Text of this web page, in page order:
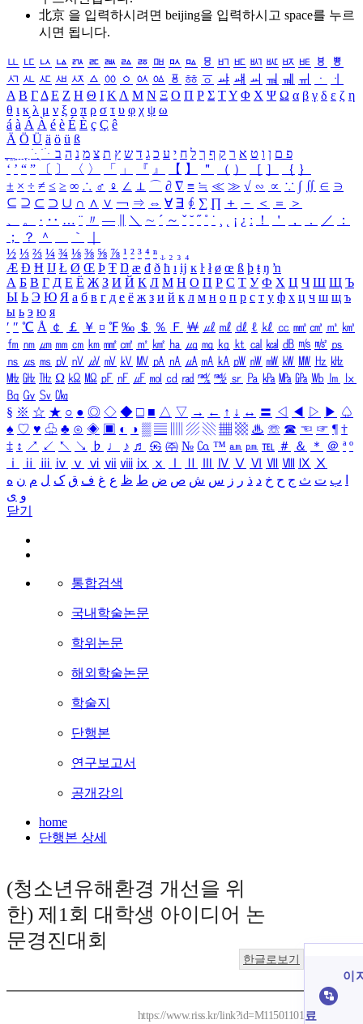
北京 을 입력하시려면 beijing을 입력하시고 space를 누르
시면 됩니다.
ㅥ ㅦ ㅧ ㅨ ㅩ ㅪ ㅫ ㅬ ㅭ ㅮ ㅯ ㅰ ㅱ ㅲ ㅳ ㅴ ㅵ ㅶ ㅷ ㅸ
ㅹ
ㅺ ㅻ ㅼ ㅽ ㅾ ㅿ ㆀ ㆁ ㆂ ㆃ ㆄ ㆅ ㆆ ㆇ ㆈ ㆉ ㆊ ㆋ ㆌ ㆍ
ㆎ
Α Β ΓΔ Ε Ζ Η Θ Ι ΚΛ Μ Ν Ξ Ο Π Ρ Σ ΤΥ Φ Χ Ψ Ω α β γ δ ε ζ η
θ ι κ λ μ ν ξ ο π ρ σ τ υ φ χ ψ ω
á à Á À é è É È ç Ç ê
Ä Ö Ü ä ö ü ß
ִֶֹ ֻּ ׁׂ פ ם ן ו ט א ר ק ף ך ל ח י ע כ ג ד ש ץ ת צ מ נ ה ב
‘ ’ “ ” 〔 〕 〈 〉 「 」 『 』 【 】 ＂ （ ） ［ ］ ｛ ｝
± × ÷ ≠ ≤ ≥ ∞ ∴ ♂ ♀ ∠ ⊥ ⌒ ∂ ∇ ≡ ≒ ≪ ≫ √ ∽ ∝ ∵ ∫ ∬ ∈ ∋
⊆ ⊇ ⊂ ⊃ ∪ ∩ ∧ ∨ ￢ ⇒ ⇔ ∀ ∃ ∮ ∑ ∏ ＋ － ＜ ＝
＞
、
。 · ‥ … ¨ 〃 ― ＼ ∼ ´ ～ ˇ ˘ ˝ ˚ ˙ ¸ ¡ ¿ ː ！ ＇ ， ． ／
：
；
？ ＾ ｀
½ ⅓ ⅔ ¼ ¾ ⅛ ⅜ ⅝ ⅞ ¹ ² ³ ⁴ ⁿ ₁ ₂ ₃ ₄
Æ Ð Ħ Ĳ Ł Ø Œ Þ Ŧ Ŋ æ đ ð ħ ı ĳ ĸ ŀ ł ø œ ß þ ŧ ŋ ŉ
А Б В Г Д Е Ё Ж З И Й К Л М Н О П Р С Т У Ф Х Ц Ч Ш Щ Ъ
Ы Ь Э Ю Я а б в г д е ё ж з и й к л м н о п р с т у ф х ц ч ш щ ъ
ы ь э ю я
′ ″ ℃ Å ￠ ￡ ￥ ¤ ℉ ‰ ＄ ％ Ｆ ￦ ㎕ ㎖ ㎗ ℓ ㎘ ㏄ ㎣ ㎤ ㎥ ㎦
㎙ ㎚ ㎛ ㎜ ㎝ ㎞ ㎟ ㎠ ㎡ ㎢ ㏊ ㎍ ㎎ ㎏ ㏏ ㎈ ㎉ ㏈ ㎧ ㎨ ㎰
㎱ ㎲ ㎳ ㎴ ㎵ ㎶ ㎷ ㎸ ㎹ ㎀ ㎁ ㎂ ㎃ ㎄ ㎺ ㎻ ㎽ ㎾ ㎿ ㎐ ㎑
㎒ ㎓ ㎔ Ω ㏀ ㏁ ㎊ ㎋ ㎌ ㏖ ㏅ ㎭ ㎮ ㎯ ㏛ ㎩ ㎪ ㎫ ㎬ ㏝ ㏐
㏓
㏃ ㏉ ㏜ ㏆
§ ※ ☆ ★ ○ ● ◎ ◇ ◆ □ ■ △ ▽ → ← ↑ ↓ ↔ 〓 ◁ ◀ ▷ ▶ ♤
♠ ♡ ♥ ♧ ♣ ⊙ ◈ ▣ ◐ ◑ ▒ ▤ ▨ ▧ ▦ ▩ ♨ ☏ ☎ ☜ ☞ ¶ †
‡ ↕ ↗ ↙ ↖ ↘ ♭ ♩ ♪ ♬ ㉿ ㈜ № ㏇ ™ ㏂ ㏘ ℡ ＃ ＆ ＊ ＠ ª º
ⅰ
ⅱ ⅲ ⅳ ⅴ ⅵ ⅶ ⅷ ⅸ ⅹ Ⅳ Ⅴ Ⅵ Ⅶ Ⅷ Ⅸ Ⅹ
ب ت ث ج ح خ د ذ ر ز س ش ص ض ط ظ ع غ ف ق ک ل م ن ه
و ی
닫기
통합검색
국내학술논문
학위논문
해외학술논문
학술지
단행본
연구보고서
공개강의
home
단행본 상세
(청소년유해환경 개선을 위
한) 제1회 대학생 아이디어 논
문경진대회
한글로보기
https://www.riss.kr/link?id=M11501101
이
료